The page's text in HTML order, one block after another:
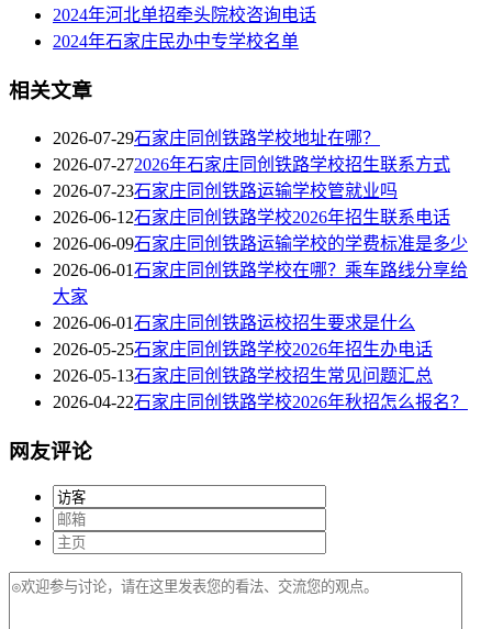
2024年河北单招牵头院校咨询电话
2024年石家庄民办中专学校名单
相关文章
2026-07-29石家庄同创铁路学校地址在哪？
2026-07-272026年石家庄同创铁路学校招生联系方式
2026-07-23石家庄同创铁路运输学校管就业吗
2026-06-12石家庄同创铁路学校2026年招生联系电话
2026-06-09石家庄同创铁路运输学校的学费标准是多少
2026-06-01石家庄同创铁路学校在哪？乘车路线分享给
大家
2026-06-01石家庄同创铁路运校招生要求是什么
2026-05-25石家庄同创铁路学校2026年招生办电话
2026-05-13石家庄同创铁路学校招生常见问题汇总
2026-04-22石家庄同创铁路学校2026年秋招怎么报名？
网友评论